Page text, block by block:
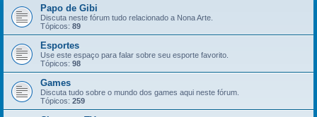
Papo de Gibi
Discuta neste fórum tudo relacionado a Nona Arte.
Tópicos: 89
Esportes
Use este espaço para falar sobre seu esporte favorito.
Tópicos: 98
Games
Discuta tudo sobre o mundo dos games aqui neste fórum.
Tópicos: 259